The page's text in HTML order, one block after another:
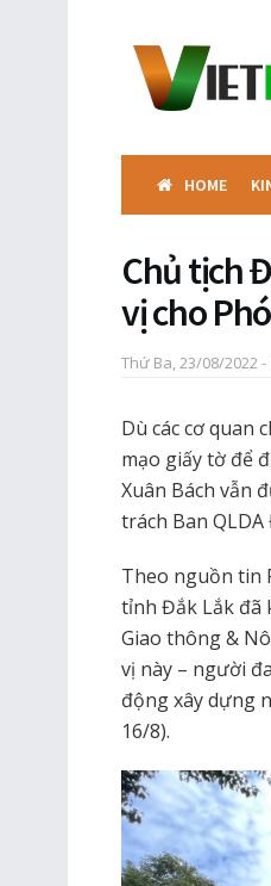
HOME
Chủ tịch
vị cho
Thứ Ba, 23/08/2022 -
Dù các cơ quan
mạo giấy tờ để
Xuân Bách vẫn
trách Ban
Theo nguồn tin
tỉnh Đắk Lắk đã
Giao thông &
vị này – người
động xây dựng
16/8).